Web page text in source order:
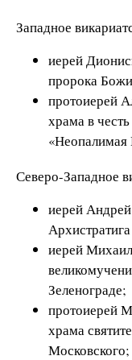
Западное
иерей
пророка
протоиерей
храма в
«Неопалимая
Северо-Западное
иерей
иерей
Зеленограде;
протоиерей
храма
Московского;